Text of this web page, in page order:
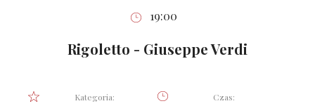
19:00
Rigoletto - Giuseppe Verdi
Kategoria: Czas: